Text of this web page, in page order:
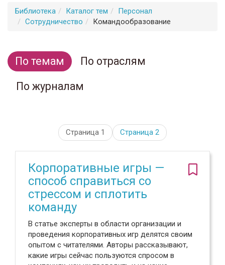
Библиотека Каталог тем
Персонал
Сотрудничество
Командообразование
По темам
По отраслям
По журналам
Страница 1 Страница 2
Корпоративные игры —
способ справиться со
стрессом и сплотить
команду
В статье эксперты в области организации и
проведения корпоративных игр делятся своим
опытом с читателями. Авторы рассказывают,
какие игры сейчас пользуются спросом в